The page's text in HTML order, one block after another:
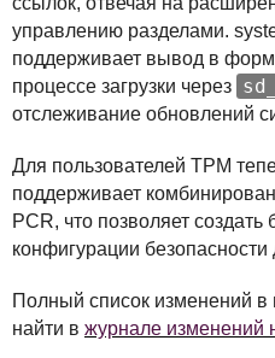
управлению разделами.
поддерживает вывод в
процессе загрузки через
отслеживание обновлений
Для пользователей TPM
поддерживает
PCR, что позволяет
конфигурации
Полный список изменений
найти в журнале изменений